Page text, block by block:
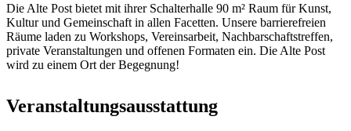
Die Alte Post bietet mit ihrer Schalterhalle 90 m² Raum für Kunst,
Kultur und Gemeinschaft in allen Facetten. Unsere barrierefreien
Räume laden zu Workshops, Vereinsarbeit, Nachbarschaftstreffen,
private Veranstaltungen und offenen Formaten ein. Die Alte Post
wird zu einem Ort der Begegnung!
Veranstaltungsausstattung